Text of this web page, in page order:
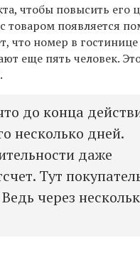
чтобы повысить его
появляется
что номер в гостинице
еще пять человек.
до конца
несколько дней.
даже
Тут
через